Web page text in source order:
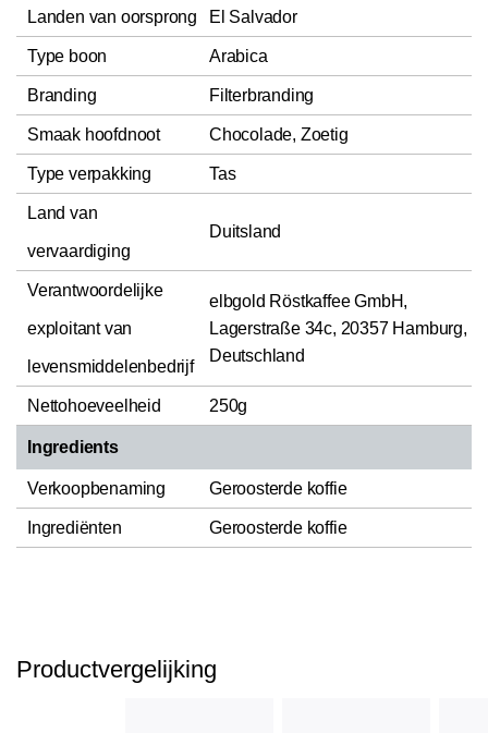
Landen van oorsprong El Salvador
Type boon Arabica
Branding Filterbranding
Smaak hoofdnoot Chocolade, Zoetig
Type verpakking Tas
Land van
vervaardiging
Duitsland
Verantwoordelijke
exploitant van
levensmiddelenbedrijf
elbgold Röstkaffee GmbH,
Lagerstraße 34c, 20357 Hamburg,
Deutschland
Nettohoeveelheid 250g
Ingredients
Verkoopbenaming Geroosterde koffie
Ingrediënten Geroosterde koffie
Productvergelijking